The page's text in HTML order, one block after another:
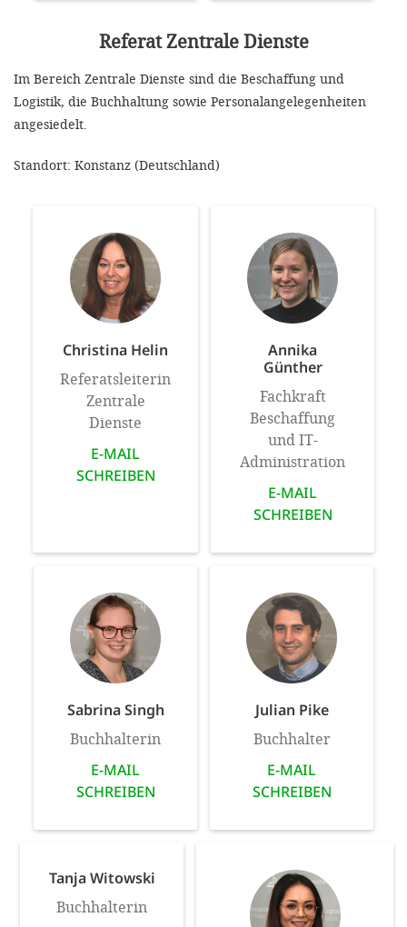
Referat Zentrale Dienste
Im Bereich Zentrale Dienste sind die Beschaffung und
Logistik, die Buchhaltung sowie Personalangelegenheiten
angesiedelt.
Standort: Konstanz (Deutschland)
Christina Helin
Referatsleiterin
Zentrale
Dienste
E-MAIL
SCHREIBEN
Annika
Günther
Fachkraft
Beschaffung
und IT-
Administration
E-MAIL
SCHREIBEN
Sabrina Singh
Buchhalterin
E-MAIL
SCHREIBEN
Julian Pike
Buchhalter
E-MAIL
SCHREIBEN
Tanja Witowski
Buchhalterin